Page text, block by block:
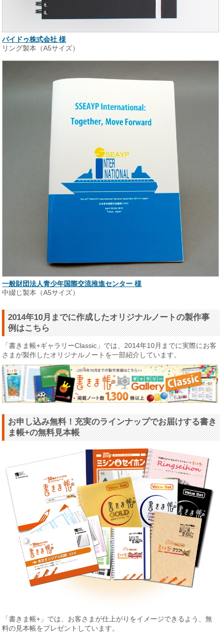
バイドゥ株式会社 様
リング製本（A5サイズ）
一般財団法人青少年国際交流推進センター 様
中綴じ製本（A5サイズ）
2014年10月までに作成したオリジナルノートの製作事
例はこちら
「書きま帳+ギャラリーClassic」では、2014年10月までに実際にお客
さまが製作したオリジナルノートを一部紹介しています。
お申し込み無料！充実のラインナップでお届けする書き
ま帳+の無料見本帳
「書きま帳+」では、お客さまが仕上がりをイメージできるよう、無
料の見本帳をプレゼントしています。